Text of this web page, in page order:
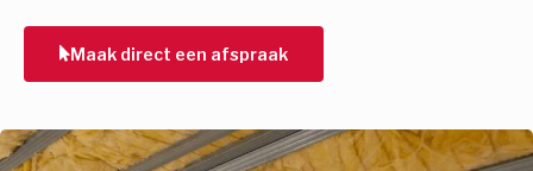
Maak direct een afspraak